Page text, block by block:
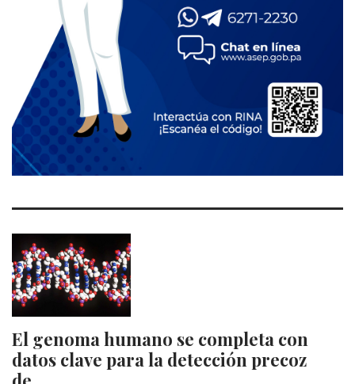
El genoma humano se completa con
datos clave para la detección precoz